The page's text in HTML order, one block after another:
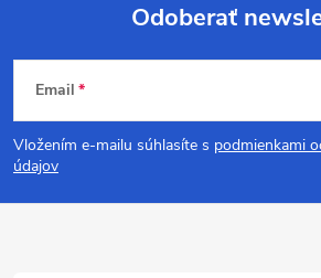
Z
á
p
Odoberať
Email
Vložením e-mailu súhlasíte s podmienkami
údajov